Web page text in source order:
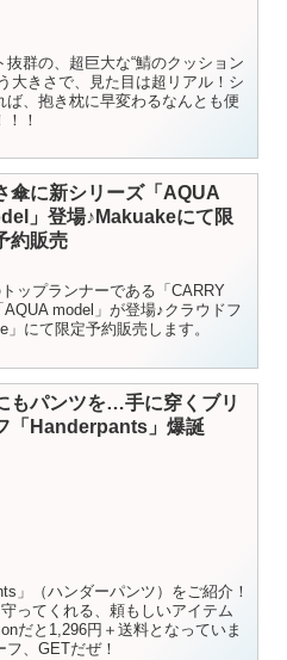
群の、超巨大な“鯖のクッション
大きさで、見た目は超リアル！シ
、抱き枕に早変わるなんとも便
！
傘に新シリーズ「AQUA
」登場♪Makuakeにて限
約販売
ップランナーである「CARRY
model」が登場♪クラウドフ
にて限定予約販売します。
もパンツを…手に穿くブリ
「Handerpants」爆誕
」（ハンダーパンツ）をご紹介！
ってくれる、頼もしいアイテム
だと1,296円＋送料となっていま
、GETだぜ！